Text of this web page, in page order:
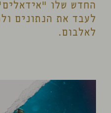
החדש שלו
לעבד את הנתונים
לאלבום.